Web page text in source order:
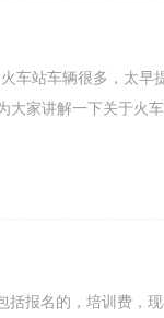
车站车辆很多，太早
大家讲解一下关于火
报名的，培训费，